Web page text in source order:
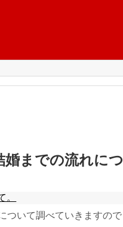
婚までの流れにつ
。
ついて調べていきますので